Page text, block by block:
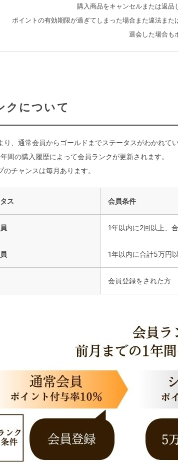
購入商品をキャンセルまたは返品
ポイントの有効期限が過ぎてしまった場合また違法ま
退会した場合も
クについて
り、通常会員からゴールドまでステータスがわかれてい
間の購入履歴によって会員ランクが更新されます。
のチャンスは毎月あります。
ス 会員条件
1年以内に2回以上、
1年以内に合計5万円
会員登録をされた方